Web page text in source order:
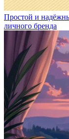
Простой и
личного бренда